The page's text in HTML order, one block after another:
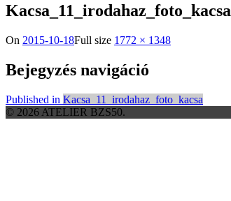
Kacsa_11_irodahaz_foto_kacsa
On 2015-10-18Full size 1772 × 1348
Bejegyzés navigáció
Published in Kacsa_11_irodahaz_foto_kacsa
© 2026 ATELIER BZS50.